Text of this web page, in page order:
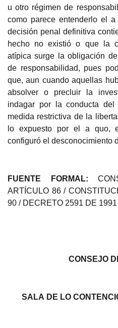
u otro régimen de
como parece entenderlo el
decisión penal definitiva
hecho no existió o que la
atípica surge la obligación
de responsabilidad, pues
que, aun cuando aquellas
absolver o precluir la
indagar por la conducta
medida restrictiva de la
lo expuesto por el a quo,
configuró el desconocimiento
FUENTE FORMAL:
ARTÍCULO 86 /
90 / DECRETO 2591 DE 1991
CONSEJO
SALA DE LO